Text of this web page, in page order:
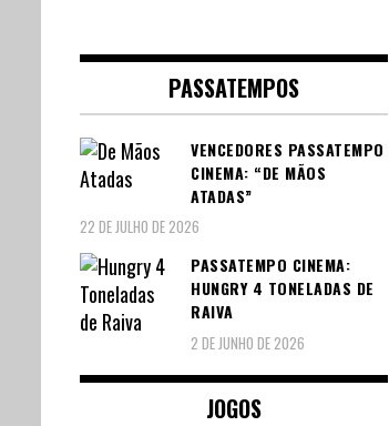
PASSATEMPOS
VENCEDORES PASSATEMPO
CINEMA: “DE MÃOS
ATADAS”
22 DE JULHO DE 2026
PASSATEMPO CINEMA:
HUNGRY 4 TONELADAS DE
RAIVA
2 DE JUNHO DE 2026
JOGOS